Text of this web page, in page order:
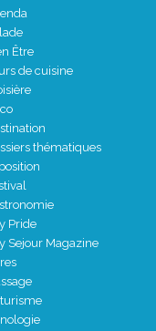
Être
de cuisine
thématiques
Pride
Sejour Magazine